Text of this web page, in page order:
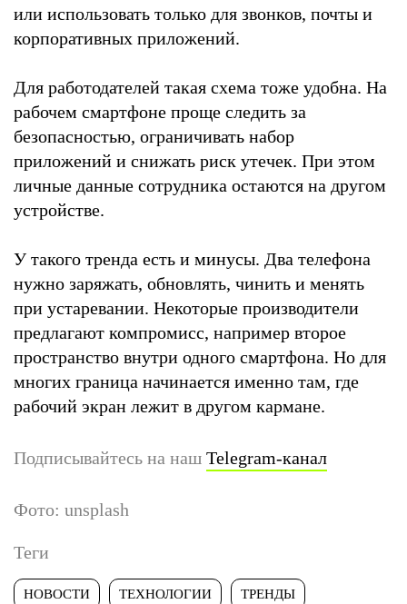
или использовать только для звонков, почты и
корпоративных приложений.
Для работодателей такая схема тоже удобна. На
рабочем смартфоне проще следить за
безопасностью, ограничивать набор
приложений и снижать риск утечек. При этом
личные данные сотрудника остаются на другом
устройстве.
У такого тренда есть и минусы. Два телефона
нужно заряжать, обновлять, чинить и менять
при устаревании. Некоторые производители
предлагают компромисс, например второе
пространство внутри одного смартфона. Но для
многих граница начинается именно там, где
рабочий экран лежит в другом кармане.
Подписывайтесь на наш Telegram-канал
Фото: unsplash
Теги
НОВОСТИ ТЕХНОЛОГИИ ТРЕНДЫ